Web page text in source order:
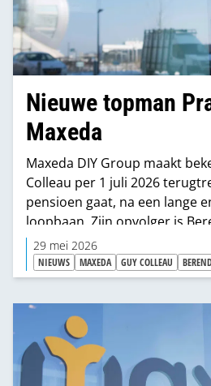
Nieuwe topman
Maxeda
Maxeda DIY Group maakt
Colleau per 1 juli 2026
pensioen gaat, na een lange
loopbaan. Zijn opvolger is
29 mei 2026
NIEUWS MAXEDA GUY COLLEAU